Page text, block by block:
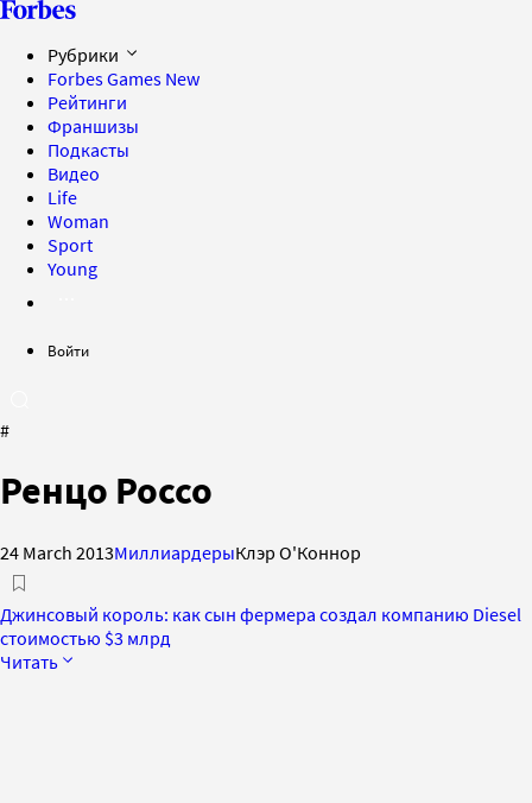
Рубрики
Forbes Games New
Рейтинги
Франшизы
Подкасты
Видео
Life
Woman
Sport
Young
Войти
#
Ренцо Россо
24 March 2013МиллиардерыКлэр О'Коннор
Джинсовый король: как сын фермера создал компанию Diesel
стоимостью $3 млрд
Читать